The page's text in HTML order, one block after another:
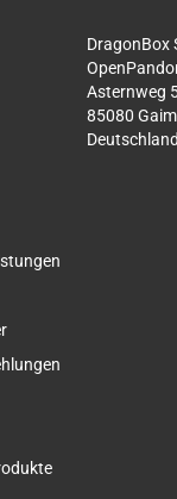
DragonBox
Asternweg
85080
Deutschland